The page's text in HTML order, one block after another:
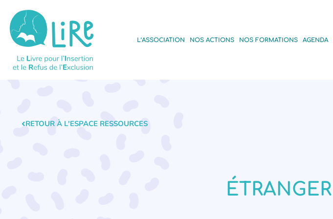
L’ASSOCIATION NOS ACTIONS NOS FORMATIONS AGENDA
RETOUR À L'ESPACE RESSOURCES
ÉTRANGER